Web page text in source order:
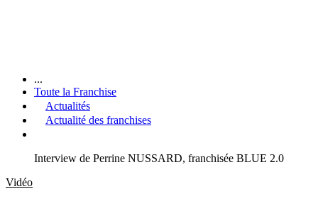
...
Toute la Franchise
Actualités
Actualité des franchises
Interview de Perrine NUSSARD, franchisée BLUE 2.0
Vidéo